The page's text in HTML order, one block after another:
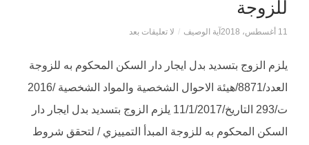
للزوجة
11 أغسطس، 2018 آية الوصيف / لا تعليقات بعد
يلزم الزوج بتسديد بدل ايجار دار السكن المحكوم به للزوجة
العدد/8871/هيئة الاحوال الشخصية والمواد الشخصية /2016
ت/293 التاريخ/11/1/2017 يلزم الزوج بتسديد بدل ايجار دار
السكن المحكوم به للزوجة المبدأ التمييزي / لتحقق شروط